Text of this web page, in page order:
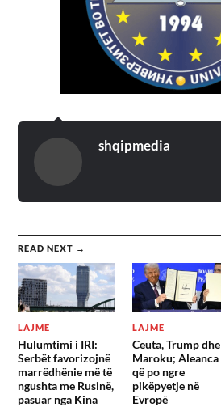
shqipmedia
READ NEXT →
LAJME
Hulumtimi i IRI:
Serbët favorizojnë
marrëdhënie më të
ngushta me Rusinë,
pasuar nga Kina
LAJME
Ceuta, Trump dhe
Maroku; Aleanca
që po ngre
pikëpyetje në
Evropë